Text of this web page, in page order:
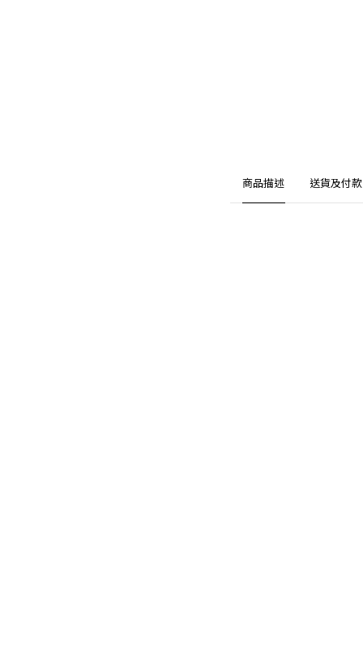
商品描述 送貨及付